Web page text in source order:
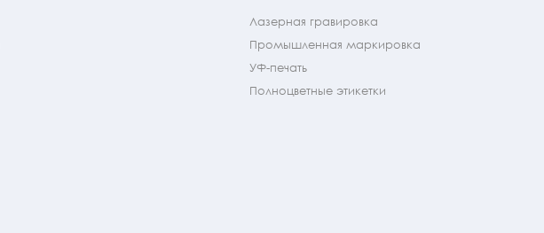
Лазерная гравировка
Промышленная маркировка
УФ-печать
Полноцветные этикетки